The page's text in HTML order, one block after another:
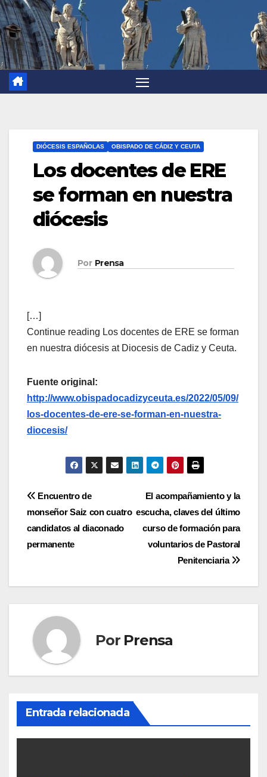
DIÓCESIS ESPAÑOLAS OBISPADO DE CÁDIZ Y CEUTA
Los docentes de ERE
se forman en nuestra
diócesis
Por Prensa
[…]
Continue reading Los docentes de ERE se forman
en nuestra diócesis at Diocesis de Cadiz y Ceuta.
Fuente original:
http://www.obispadocadizyceuta.es/2022/05/09/
los-docentes-de-ere-se-forman-en-nuestra-
diocesis/
Navegación
de
entradas
El acompañamiento y la
escucha, claves del último
curso de formación para
voluntarios de Pastoral
Penitenciaria
Encuentro de
monseñor Saiz con cuatro
candidatos al diaconado
permanente
Por Prensa
Entrada relacionada